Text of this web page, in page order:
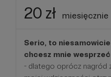
20 zł miesięcznie
Serio, to
chcesz mnie
- dlatego oprócz nagród